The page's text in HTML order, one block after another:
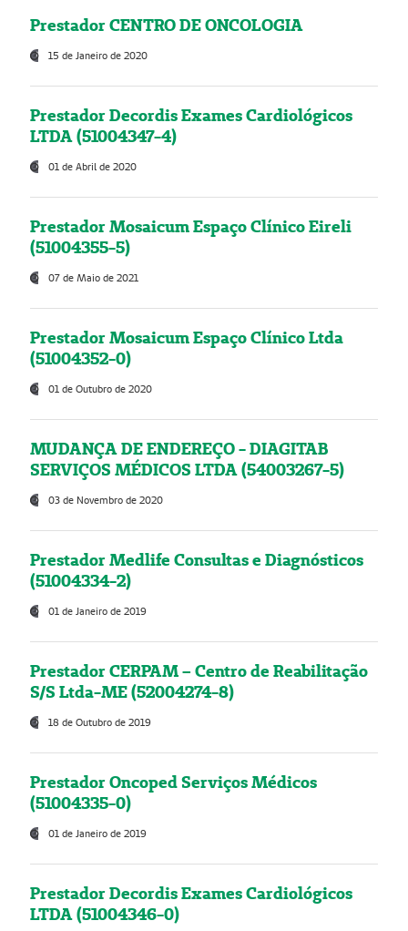
Prestador CENTRO DE ONCOLOGIA
15 de Janeiro de 2020
Prestador Decordis Exames Cardiológicos
LTDA (51004347-4)
01 de Abril de 2020
Prestador Mosaicum Espaço Clínico Eireli
(51004355-5)
07 de Maio de 2021
Prestador Mosaicum Espaço Clínico Ltda
(51004352-0)
01 de Outubro de 2020
MUDANÇA DE ENDEREÇO - DIAGITAB
SERVIÇOS MÉDICOS LTDA (54003267-5)
03 de Novembro de 2020
Prestador Medlife Consultas e Diagnósticos
(51004334-2)
01 de Janeiro de 2019
Prestador CERPAM – Centro de Reabilitação
S/S Ltda-ME (52004274-8)
18 de Outubro de 2019
Prestador Oncoped Serviços Médicos
(51004335-0)
01 de Janeiro de 2019
Prestador Decordis Exames Cardiológicos
LTDA (51004346-0)